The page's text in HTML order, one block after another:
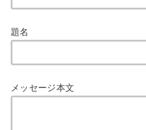
題名
メッセージ本文